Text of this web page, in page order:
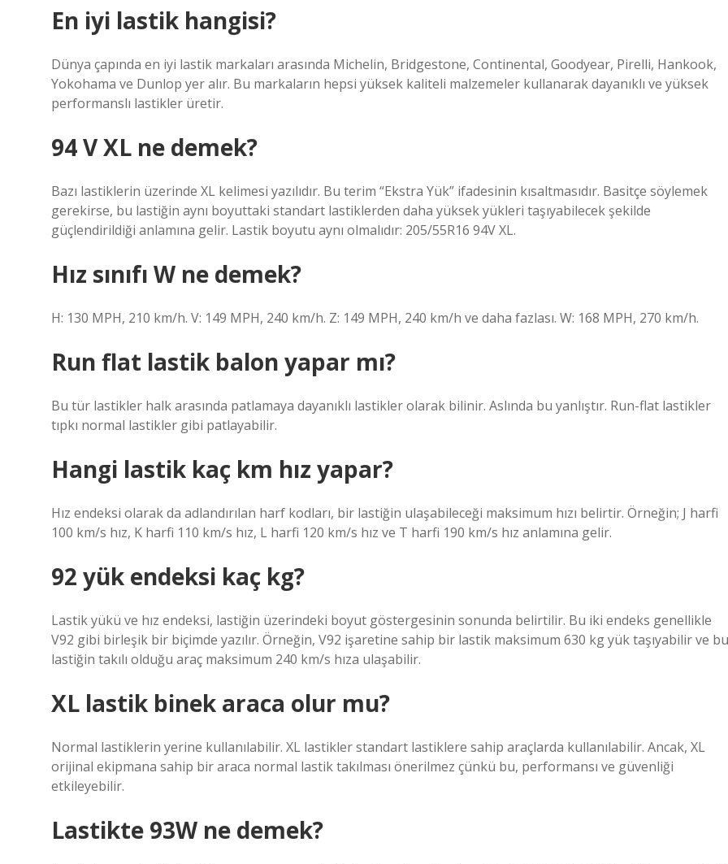
En iyi lastik hangisi?
Dünya çapında en iyi lastik markaları arasında Michelin, Bridgestone, Continental, Goodyear, Pirelli, Hankook,
Yokohama ve Dunlop yer alır. Bu markaların hepsi yüksek kaliteli malzemeler kullanarak dayanıklı ve yüksek
performanslı lastikler üretir.
94 V XL ne demek?
Bazı lastiklerin üzerinde XL kelimesi yazılıdır. Bu terim “Ekstra Yük” ifadesinin kısaltmasıdır. Basitçe söylemek
gerekirse, bu lastiğin aynı boyuttaki standart lastiklerden daha yüksek yükleri taşıyabilecek şekilde
güçlendirildiği anlamına gelir. Lastik boyutu aynı olmalıdır: 205/55R16 94V XL.
Hız sınıfı W ne demek?
H: 130 MPH, 210 km/h. V: 149 MPH, 240 km/h. Z: 149 MPH, 240 km/h ve daha fazlası. W: 168 MPH, 270 km/h.
Run flat lastik balon yapar mı?
Bu tür lastikler halk arasında patlamaya dayanıklı lastikler olarak bilinir. Aslında bu yanlıştır. Run-flat lastikler
tıpkı normal lastikler gibi patlayabilir.
Hangi lastik kaç km hız yapar?
Hız endeksi olarak da adlandırılan harf kodları, bir lastiğin ulaşabileceği maksimum hızı belirtir. Örneğin; J harfi
100 km/s hız, K harfi 110 km/s hız, L harfi 120 km/s hız ve T harfi 190 km/s hız anlamına gelir.
92 yük endeksi kaç kg?
Lastik yükü ve hız endeksi, lastiğin üzerindeki boyut göstergesinin sonunda belirtilir. Bu iki endeks genellikle
V92 gibi birleşik bir biçimde yazılır. Örneğin, V92 işaretine sahip bir lastik maksimum 630 kg yük taşıyabilir ve bu
lastiğin takılı olduğu araç maksimum 240 km/s hıza ulaşabilir.
XL lastik binek araca olur mu?
Normal lastiklerin yerine kullanılabilir. XL lastikler standart lastiklere sahip araçlarda kullanılabilir. Ancak, XL
orijinal ekipmana sahip bir araca normal lastik takılması önerilmez çünkü bu, performansı ve güvenliği
etkileyebilir.
Lastikte 93W ne demek?